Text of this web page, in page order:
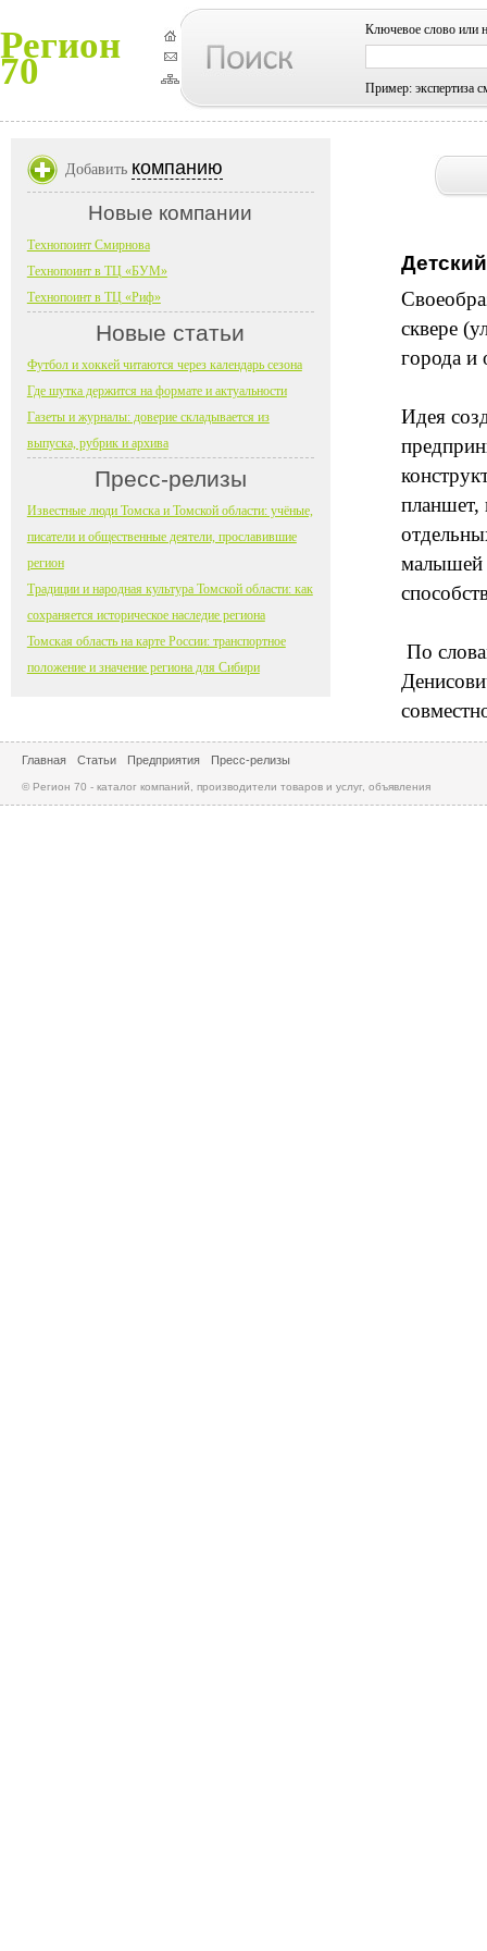
Регион
70
Ключевое слово или
Пример: экспертиза
сквере
города и
Идея
планшет,
малышей
По
Добавить компанию
Новые компании
Технопоинт Смирнова
Технопоинт в ТЦ «БУМ»
Технопоинт в ТЦ «Риф»
Новые статьи
Футбол и хоккей читаются через календарь сезона
Где шутка держится на формате и актуальности
Газеты и журналы: доверие складывается из
выпуска, рубрик и архива
Пресс-релизы
Известные люди Томска и Томской области: учёные,
писатели и общественные деятели, прославившие
регион
Традиции и народная культура Томской области: как
сохраняется историческое наследие региона
Томская область на карте России: транспортное
положение и значение региона для Сибири
Главная Статьи Предприятия Пресс-релизы
© Регион 70 - каталог компаний, производители товаров и услуг, объявления